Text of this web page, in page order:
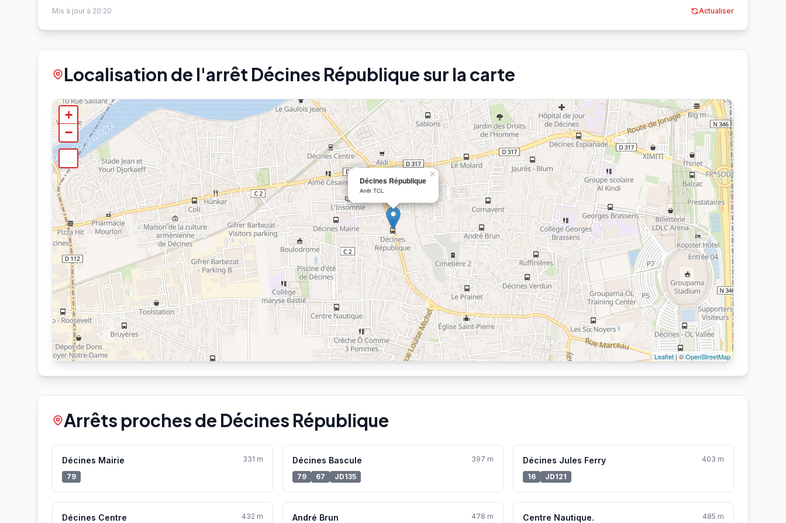
Mis à jour à 20:20 Actualiser
Localisation de l'arrêt Décines République sur la carte
Décines République
Arrêt TCL
×
+
−
Leaflet| ©OpenStreetMap
Arrêts proches de Décines République
Décines Mairie
331 m
79
Décines Bascule
397 m
79
67 JD135
Décines Jules Ferry
403 m
16
JD121
Décines Centre
432 m
André Brun
478 m
Centre Nautique.
485 m